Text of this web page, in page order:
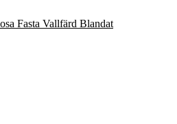
Fasta Vallfärd Blandat